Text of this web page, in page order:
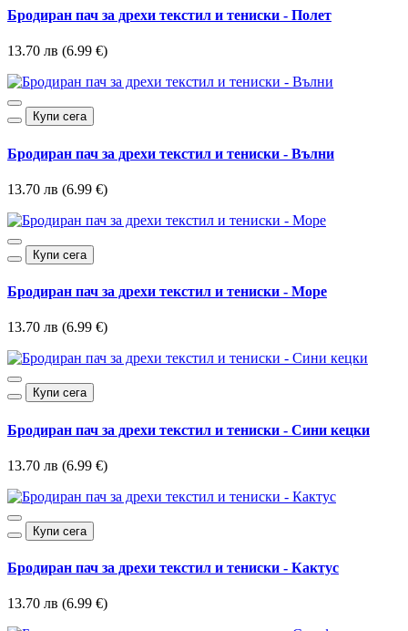
Бродиран пач за дрехи текстил и тениски - Полет
13.70 лв (6.99 €)
Купи сега
Бродиран пач за дрехи текстил и тениски - Вълни
13.70 лв (6.99 €)
Купи сега
Бродиран пач за дрехи текстил и тениски - Море
13.70 лв (6.99 €)
Купи сега
Бродиран пач за дрехи текстил и тениски - Сини кецки
13.70 лв (6.99 €)
Купи сега
Бродиран пач за дрехи текстил и тениски - Кактус
13.70 лв (6.99 €)